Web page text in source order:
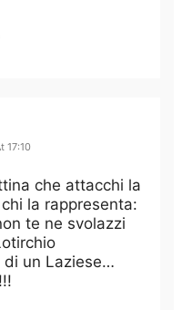
17:10
che attacchi la
la rappresenta:
te ne svolazzi
di un Laziese…